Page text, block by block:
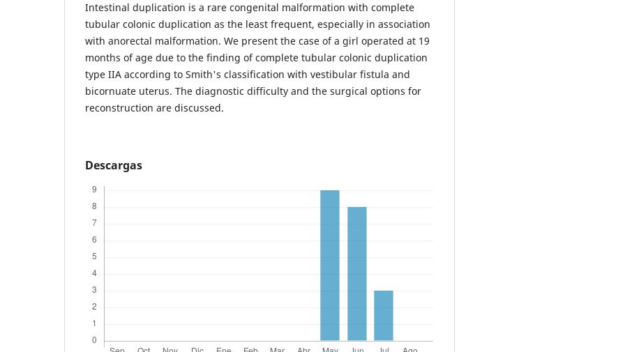
Intestinal duplication is a rare congenital malformation with complete
tubular colonic duplication as the least frequent, especially in association
with anorectal malformation. We present the case of a girl operated at 19
months of age due to the finding of complete tubular colonic duplication
type IIA according to Smith's classification with vestibular fistula and
bicornuate uterus. The diagnostic difficulty and the surgical options for
reconstruction are discussed.
Descargas